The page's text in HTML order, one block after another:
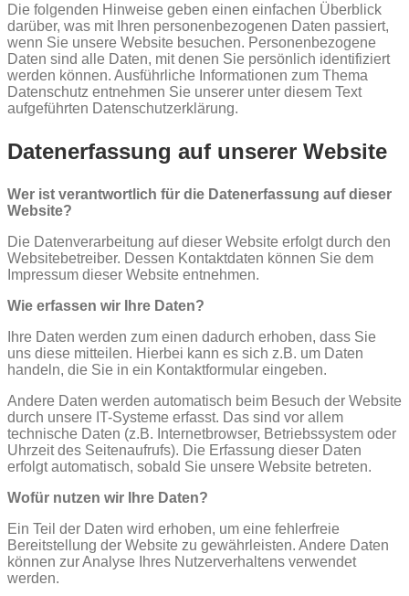
Die folgenden Hinweise geben einen einfachen Überblick
darüber, was mit Ihren personenbezogenen Daten passiert,
wenn Sie unsere Website besuchen. Personenbezogene
Daten sind alle Daten, mit denen Sie persönlich identifiziert
werden können. Ausführliche Informationen zum Thema
Datenschutz entnehmen Sie unserer unter diesem Text
aufgeführten Datenschutzerklärung.
Datenerfassung auf unserer Website
Wer ist verantwortlich für die Datenerfassung auf dieser
Website?
Die Datenverarbeitung auf dieser Website erfolgt durch den
Websitebetreiber. Dessen Kontaktdaten können Sie dem
Impressum dieser Website entnehmen.
Wie erfassen wir Ihre Daten?
Ihre Daten werden zum einen dadurch erhoben, dass Sie
uns diese mitteilen. Hierbei kann es sich z.B. um Daten
handeln, die Sie in ein Kontaktformular eingeben.
Andere Daten werden automatisch beim Besuch der Website
durch unsere IT-Systeme erfasst. Das sind vor allem
technische Daten (z.B. Internetbrowser, Betriebssystem oder
Uhrzeit des Seitenaufrufs). Die Erfassung dieser Daten
erfolgt automatisch, sobald Sie unsere Website betreten.
Wofür nutzen wir Ihre Daten?
Ein Teil der Daten wird erhoben, um eine fehlerfreie
Bereitstellung der Website zu gewährleisten. Andere Daten
können zur Analyse Ihres Nutzerverhaltens verwendet
werden.